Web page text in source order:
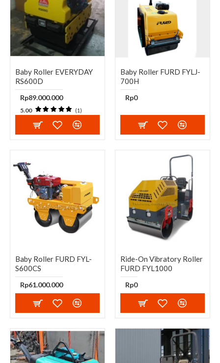
Baby Roller EVERYDAY
RS600D
Rp89.000.000
5.00 (1)
Baby Roller FURD FYLJ-
700H
Rp0
Baby Roller FURD FYL-
S600CS
Rp61.000.000
Ride-On Vibratory Roller
FURD FYL1000
Rp0